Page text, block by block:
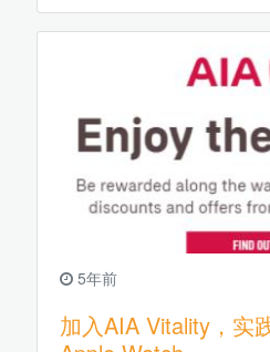
5年前
加入AIA Vitality，实